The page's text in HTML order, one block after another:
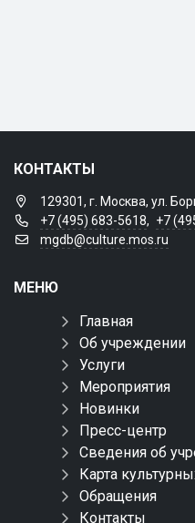
КОНТАКТЫ
129301, г. Москва, ул.
+7 (495) 683-5618, +7
mgdb@culture.mos.ru
МЕНЮ
Главная
Об учреждении
Услуги
Мероприятия
Новинки
Пресс-центр
Сведения об
Карта
Обращения
Контакты